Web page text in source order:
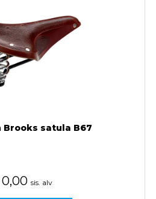
Brooks satula B67
0,00 sis. alv